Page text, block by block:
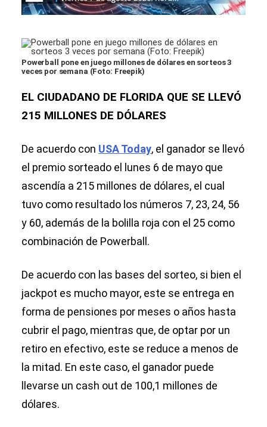
Powerball pone en juego millones de dólares en sorteos 3
veces por semana (Foto: Freepik)
EL CIUDADANO DE FLORIDA QUE SE LLEVÓ
215 MILLONES DE DÓLARES
De acuerdo con USA Today, el ganador se llevó
el premio sorteado el lunes 6 de mayo que
ascendía a 215 millones de dólares, el cual
tuvo como resultado los números 7, 23, 24, 56
y 60, además de la bolilla roja con el 25 como
combinación de Powerball.
De acuerdo con las bases del sorteo, si bien el
jackpot es mucho mayor, este se entrega en
forma de pensiones por meses o años hasta
cubrir el pago, mientras que, de optar por un
retiro en efectivo, este se reduce a menos de
la mitad. En este caso, el ganador puede
llevarse un cash out de 100,1 millones de
dólares.